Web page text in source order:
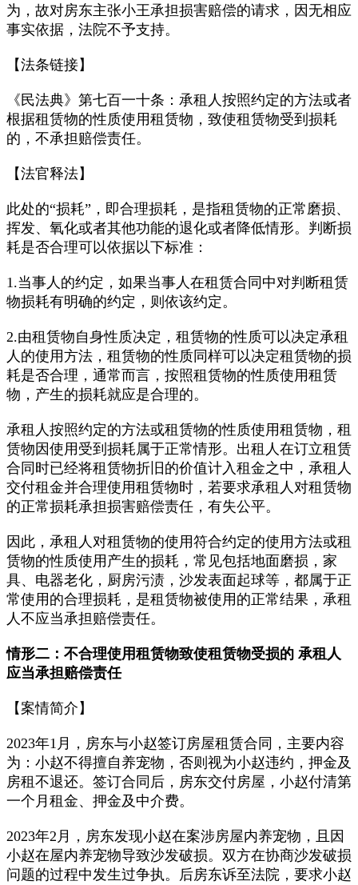
为，故对房东主张小王承担损害赔偿的请求，因无相应
事实依据，法院不予支持。
【法条链接】
《民法典》第七百一十条：承租人按照约定的方法或者
根据租赁物的性质使用租赁物，致使租赁物受到损耗
的，不承担赔偿责任。
【法官释法】
此处的“损耗”，即合理损耗，是指租赁物的正常磨损、
挥发、氧化或者其他功能的退化或者降低情形。判断损
耗是否合理可以依据以下标准：
1.当事人的约定，如果当事人在租赁合同中对判断租赁
物损耗有明确的约定，则依该约定。
2.由租赁物自身性质决定，租赁物的性质可以决定承租
人的使用方法，租赁物的性质同样可以决定租赁物的损
耗是否合理，通常而言，按照租赁物的性质使用租赁
物，产生的损耗就应是合理的。
承租人按照约定的方法或租赁物的性质使用租赁物，租
赁物因使用受到损耗属于正常情形。出租人在订立租赁
合同时已经将租赁物折旧的价值计入租金之中，承租人
交付租金并合理使用租赁物时，若要求承租人对租赁物
的正常损耗承担损害赔偿责任，有失公平。
因此，承租人对租赁物的使用符合约定的使用方法或租
赁物的性质使用产生的损耗，常见包括地面磨损，家
具、电器老化，厨房污渍，沙发表面起球等，都属于正
常使用的合理损耗，是租赁物被使用的正常结果，承租
人不应当承担赔偿责任。
情形二：不合理使用租赁物致使租赁物受损的 承租人
应当承担赔偿责任
【案情简介】
2023年1月，房东与小赵签订房屋租赁合同，主要内容
为：小赵不得擅自养宠物，否则视为小赵违约，押金及
房租不退还。签订合同后，房东交付房屋，小赵付清第
一个月租金、押金及中介费。
2023年2月，房东发现小赵在案涉房屋内养宠物，且因
小赵在屋内养宠物导致沙发破损。双方在协商沙发破损
问题的过程中发生过争执。后房东诉至法院，要求小赵